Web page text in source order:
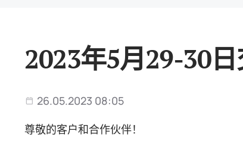
保证金要求
MetaTrader 4
MetaTrader 4网络终端
适用于MacOS的MetaTrader 4
GOLD WHALE大赛5000美元
2023年5月29-30
26.05.2023 08:05
尊敬的客户和合作伙伴！